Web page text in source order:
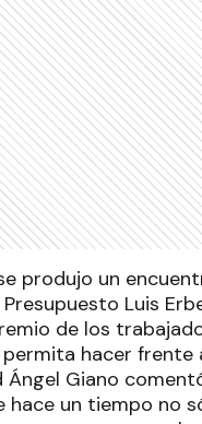
produjo un
Luis
de los
hacer frente
Giano
hace un tiempo no